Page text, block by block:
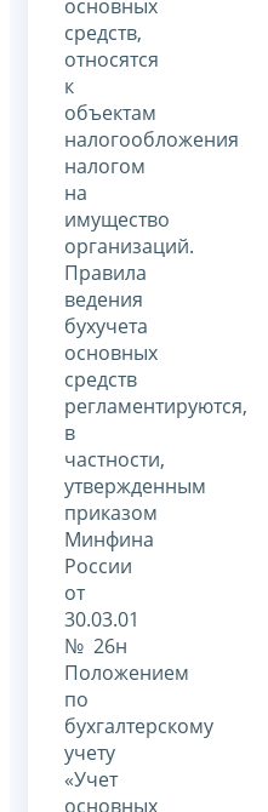
основных
средств,
относятся
к
объектам
налогообложения
налогом
на
имущество
организаций.
Правила
ведения
бухучета
основных
средств
регламентируются,
в
частности,
утвержденным
приказом
Минфина
России
от
30.03.01
№ 26н
Положением
по
бухгалтерскому
учету
«Учет
основных